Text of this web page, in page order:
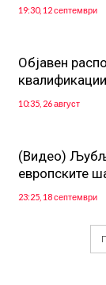
19:30, 12 септември
Oбјавен
10:35, 26 август
(Видео)
европските
23:25, 18 септември